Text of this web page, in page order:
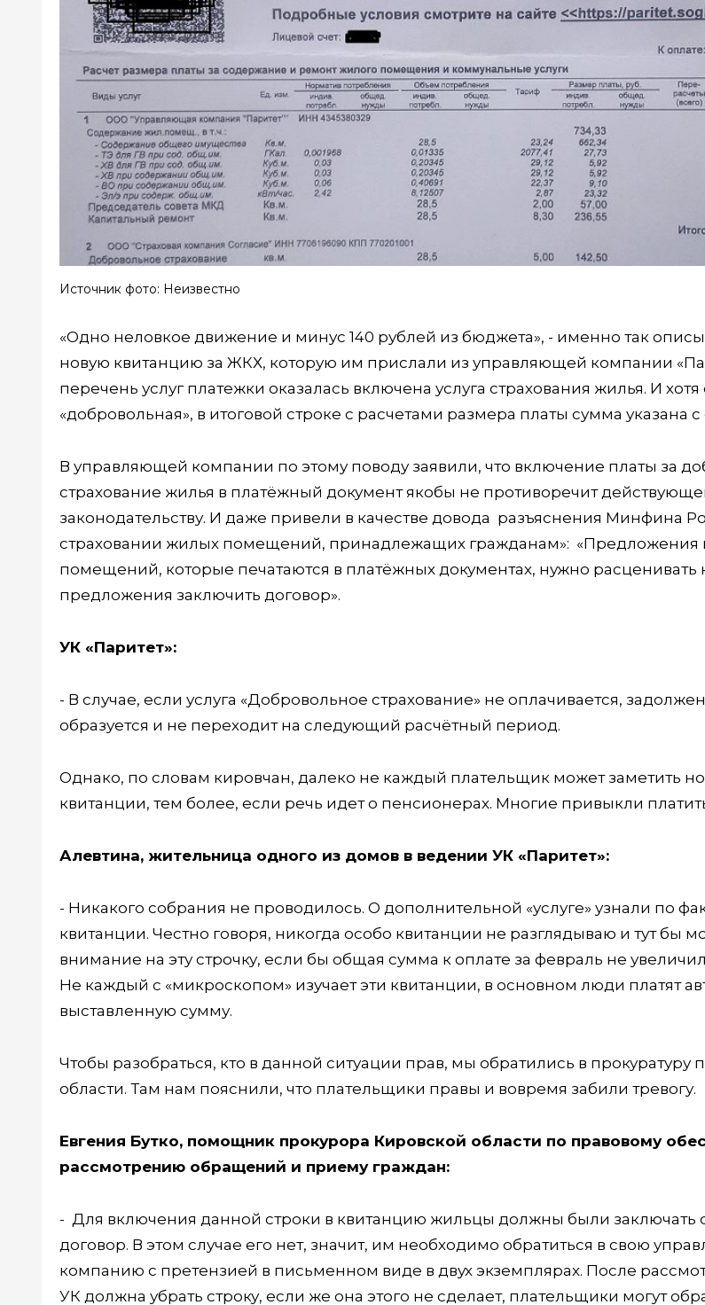
Источник фото: Неизвестно
«Одно неловкое движение и минус 140 рублей из бюджета», - именно так
новую квитанцию за ЖКХ, которую им прислали из управляющей компании
перечень услуг платежки оказалась включена услуга страхования жилья. И
«добровольная», в итоговой строке с расчетами размера платы сумма указана с
В управляющей компании по этому поводу заявили, что включение платы за
страхование жилья в платёжный документ якобы не противоречит
законодательству. И даже привели в качестве довода разъяснения Минфина
страховании жилых помещений, принадлежащих гражданам»: «Предложения
помещений, которые печатаются в платёжных документах, нужно расценивать
предложения заключить договор».
УК «Паритет»:
- В случае, если услуга «Добровольное страхование» не оплачивается,
образуется и не переходит на следующий расчётный период.
Однако, по словам кировчан, далеко не каждый плательщик может заметить
квитанции, тем более, если речь идет о пенсионерах. Многие привыкли
Алевтина, жительница одного из домов в ведении УК «Паритет»:
- Никакого собрания не проводилось. О дополнительной «услуге» узнали по
квитанции. Честно говоря, никогда особо квитанции не разглядываю и тут бы
внимание на эту строчку, если бы общая сумма к оплате за февраль не
Не каждый с «микроскопом» изучает эти квитанции, в основном люди платят
выставленную сумму.
Чтобы разобраться, кто в данной ситуации прав, мы обратились в прокуратуру
области. Там нам пояснили, что плательщики правы и вовремя забили тревогу.
Евгения Бутко, помощник прокурора Кировской области по правовому
рассмотрению обращений и приему граждан:
- Для включения данной строки в квитанцию жильцы должны были заключать
договор. В этом случае его нет, значит, им необходимо обратиться в свою
компанию с претензией в письменном виде в двух экземплярах. После
УК должна убрать строку, если же она этого не сделает, плательщики могут